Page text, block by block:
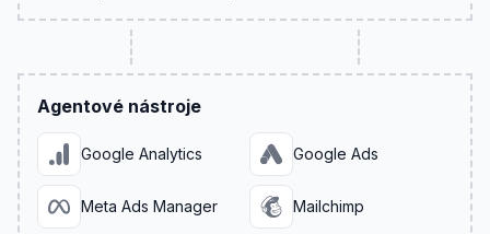
Agentové nástroje
Google Analytics Google Ads
Meta Ads Manager Mailchimp